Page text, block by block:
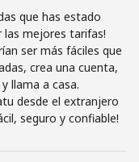
que has estado
las mejores tarifas!
ser más fáciles que
crea una cuenta,
llama a casa.
desde el extranjero
seguro y confiable!